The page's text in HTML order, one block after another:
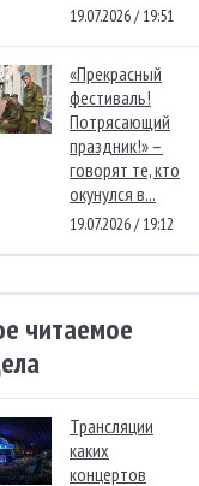
19.07.2026 / 19:51
«Прекрасный
фестиваль!
Потрясающий
праздник!» –
говорят те, кто
окунулся в...
19.07.2026 / 19:12
читаемое
Трансляции
каких
концертов